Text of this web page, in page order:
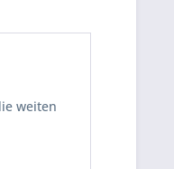
weiten